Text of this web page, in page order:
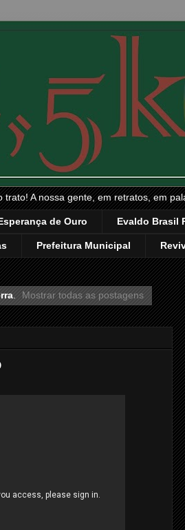
A nossa gente, em retratos, em
de Ouro Evaldo Brasil
Prefeitura Municipal
. Mostrar todas as postagens